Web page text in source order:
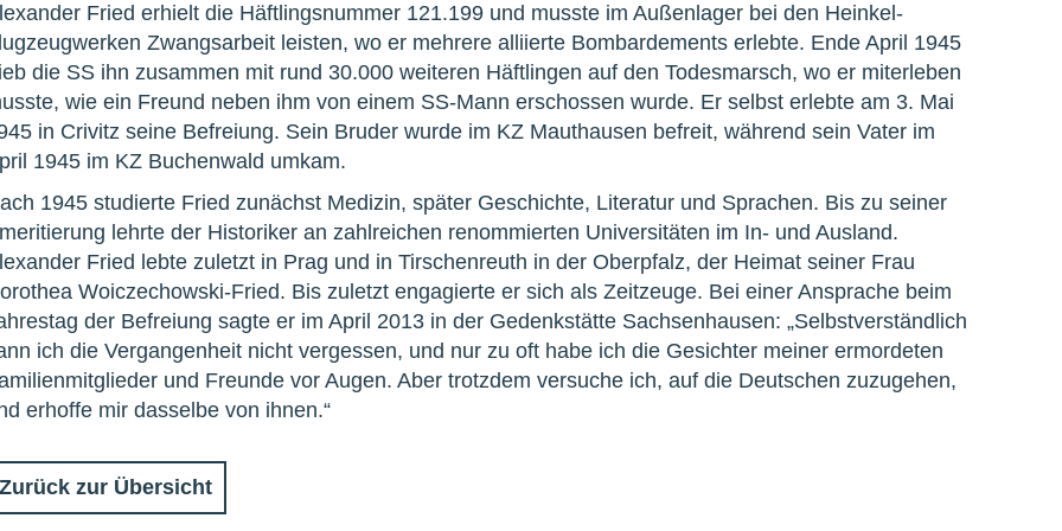
Fried erhielt die Häftlingsnummer 121.199 und musste im Außenlager bei den Heinkel-
Zwangsarbeit leisten, wo er mehrere alliierte Bombardements erlebte. Ende April 1945
die SS ihn zusammen mit rund 30.000 weiteren Häftlingen auf den Todesmarsch, wo er miterleben
wie ein Freund neben ihm von einem SS-Mann erschossen wurde. Er selbst erlebte am 3. Mai
in Crivitz seine Befreiung. Sein Bruder wurde im KZ Mauthausen befreit, während sein Vater im
1945 im KZ Buchenwald umkam.
1945 studierte Fried zunächst Medizin, später Geschichte, Literatur und Sprachen. Bis zu seiner
lehrte der Historiker an zahlreichen renommierten Universitäten im In- und Ausland.
Fried lebte zuletzt in Prag und in Tirschenreuth in der Oberpfalz, der Heimat seiner Frau
Woiczechowski-Fried. Bis zuletzt engagierte er sich als Zeitzeuge. Bei einer Ansprache beim
der Befreiung sagte er im April 2013 in der Gedenkstätte Sachsenhausen: „Selbstverständlich
ich die Vergangenheit nicht vergessen, und nur zu oft habe ich die Gesichter meiner ermordeten
und Freunde vor Augen. Aber trotzdem versuche ich, auf die Deutschen zuzugehen,
erhoffe mir dasselbe von ihnen.“
Zurück zur Übersicht